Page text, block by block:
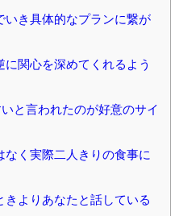
き具体的なプランに繋が
関心を深めてくれるよう
と言われたのが好意のサイ
なく実際二人きりの食事に
よりあなたと話している